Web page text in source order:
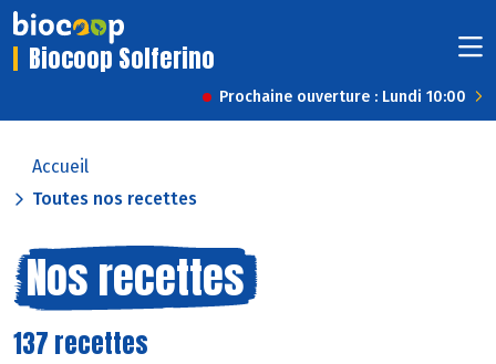
Biocoop Solferino
Prochaine ouverture : Lundi 10:00
Accueil
Toutes nos recettes
Nos recettes
137 recettes